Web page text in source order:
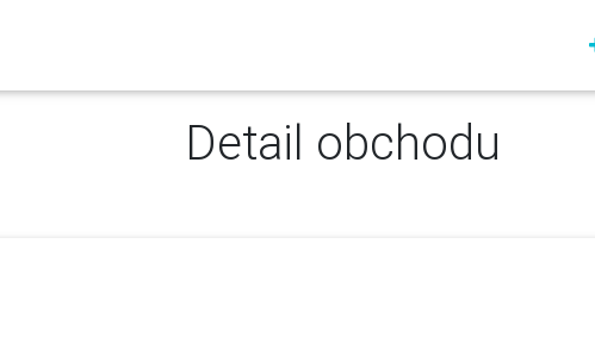
Detail obchodu